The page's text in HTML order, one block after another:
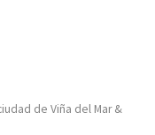
de Viña del Mar &